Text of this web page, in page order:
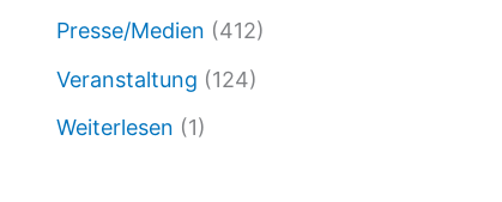
e
r
Presse/Medien (412)
Veranstaltung (124)
Weiterlesen (1)